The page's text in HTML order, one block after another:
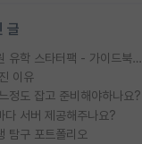
글
[무료] 2026 미국 대학원 유학 스타터팩 - 가이드북 & 합격자 컨택메일 템플릿
이유
정도 잡고 준비해야하나요?
다 서버 제공해주나요?
탐구 포트폴리오